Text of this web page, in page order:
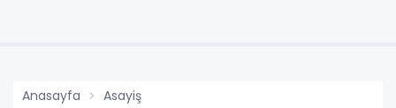
Anasayfa Asayiş